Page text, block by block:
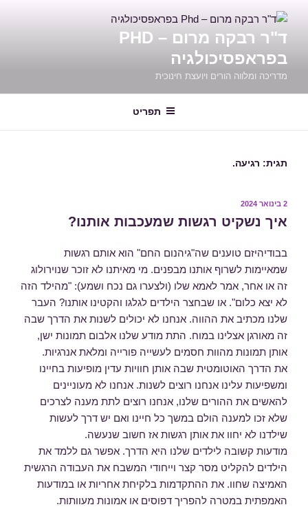
לתוכן
ד"ר רבקה מרום – PHD
בפראפסיכולגיה
מדריכה ומלווה הורים ויועצת חינוכית
תפריט
תגית: רגיעה.
פורסם
2 בינואר 2024
איך נשקיט רגשות שמעכבות אותנו?
בבודיהיזם טוענים שה"גיהנום החם" הוא אותם רגשות
שמאיימות לשרוף אותנו מבפנים. מי מאיתנו לא זוכר שנוירולוג
זה או אחר, אמר לאמא שלו (ולצערו גם נכח ושמע): "מהילד הזה
לא יצא כלום". או שבחצר הילדים לגלגו והקטינו אותנו? העבר
שלנו מכתיב את ההווה. אנחנו לא יכולים לשנות את הדרך שבה
זה מאורגן אצלינו במוח. התת מודע שלנו אלבום תמונות ישן,
אותן תמונות מהוות חסמים לעשייה פורייה ומלאת אנרגיות.
את הדרך האוטומטית שבה אותן חוויות עדין מופיעות בחיינו
ומשפיעות עלינו אנחנו רוצים לשנות. אנחנו לא מעוניינים
להאשים את ההורים שלנו, אנחנו רוצים לתת מענה לצרכים
שלא זכו למענה הולם במשך כל חיינו ואם יש דרך לעשות
שילדנו לא יחוו את אותן רגשות אז חשוב שנעשה.
מודעות קשובה לילדים שלנו היא הדרך. אפשר גם ללמד את
הילדים להקליט מסר קצר וייחודי המשבח את העבודה הרגשית
האמיצה שחוו. את ההתקדמות בלקיחת אחריות או במודעות
האמפתית במטרה להפריך דפוסים או אמונות מעוותות.